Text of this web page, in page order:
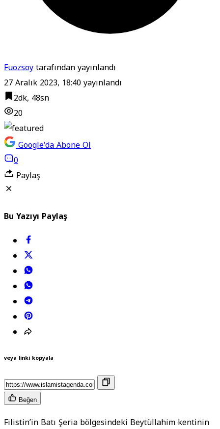
Fuozsoytarafından yayınlandı
27 Aralık 2023, 18:40yayınlandı
2dk, 48sn
20
Google'da Abone Ol
0
Paylaş
Bu Yazıyı Paylaş
veya linki kopyala
Beğen
Filistin’in Batı Şeria bölgesindeki Beytüllahim kentinin